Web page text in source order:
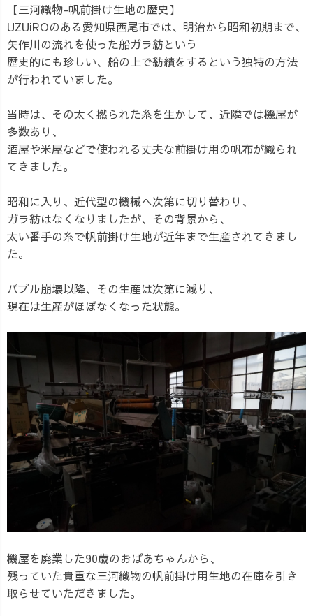
【三河織物-帆前掛け生地の歴史】
UZUiROのある愛知県西尾市では、明治から昭和初期まで、
矢作川の流れを使った船ガラ紡という
歴史的にも珍しい、船の上で紡績をするという独特の方法
が行われていました。
当時は、その太く撚られた糸を生かして、近隣では機屋が
多数あり、
酒屋や米屋などで使われる丈夫な前掛け用の帆布が織られ
てきました。
昭和に入り、近代型の機械へ次第に切り替わり、
ガラ紡はなくなりましたが、その背景から、
太い番手の糸で帆前掛け生地が近年まで生産されてきまし
た。
バブル崩壊以降、その生産は次第に減り、
現在は生産がほぼなくなった状態。
機屋を廃業した90歳のおばあちゃんから、
残っていた貴重な三河織物の帆前掛け用生地の在庫を引き
取らせていただきました。